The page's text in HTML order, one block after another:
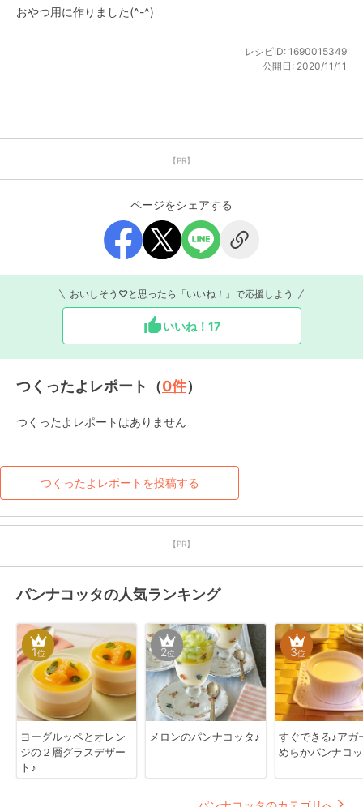
おやつ用に作りました(^-^)
レシピID: 1690015349
公開日: 2020/11/11
【PR】
ページをシェアする
おいしそう♡と思ったら「いいね！」で応援しよう
いいね！ 17
つくったよレポート（0件）
つくったよレポートはありません
つくったよレポートを投稿する
【PR】
パンナコッタの人気ランキング
1位
ヨーグルッペとオレン
ジの２層グラスデザー
ト♪
2位
メロンのパンナコッタ♪
3位
すぐできる♪アガ
めらかパンナコ